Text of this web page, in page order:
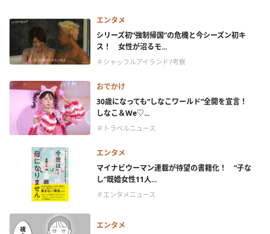
エンタメ
シリーズ初“強制帰国”の危機と今シーズン初キ
ス！ 女性が沼るモ...
＃シャッフルアイランド7考察
おでかけ
30歳になっても“しなこワールド”全開を宣言！
しなこ＆We♡...
＃トラベルニュース
エンタメ
マイナビウーマン連載が待望の書籍化！ “子な
し”既婚女性11人...
＃エンタメニュース
エンタメ